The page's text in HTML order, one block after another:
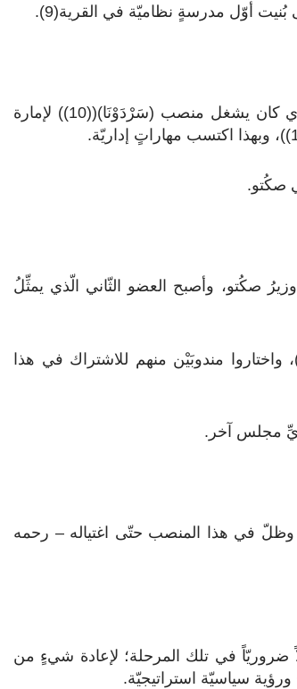
أوّل مدرسةٍ نظاميّة في القرية(9).
في عام 1938م انتقل أحمد بِلُّو إلى (غُسَوْ)، وقد عيّنه السّلطان أبوبكر، الّذي كان يشغل منصب (سَرْدَوْنَا)((10)) لإمارة
صكُتو.
وزيرُ صكُتو، وأصبح العضو الثّاني الّذي يمثِّلُ
واختاروا مندوبَيْن منهم للاشتراك في هذا
أيِّ مجلس آخر.
الشّمالي، وظلّ في هذا المنصب حتّى اغتياله – رحمه
ضروريّاً في تلك المرحلة؛ لإعادة شيءٍ من
سياسيّة استراتيجيّة.